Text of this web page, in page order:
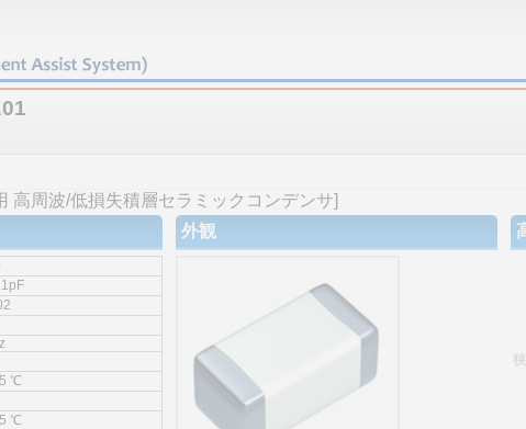
高周波/低損失積層セラミックコンデンサ]
℃
℃
外観